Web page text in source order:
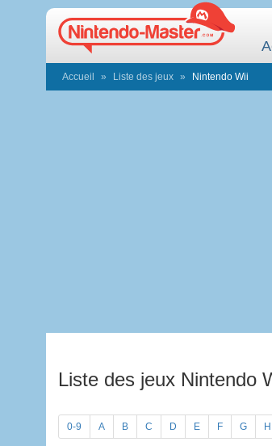
Accueil Liste des jeux Nintendo Wii
Liste des jeux Nintendo
0-9 A B C D E F G H